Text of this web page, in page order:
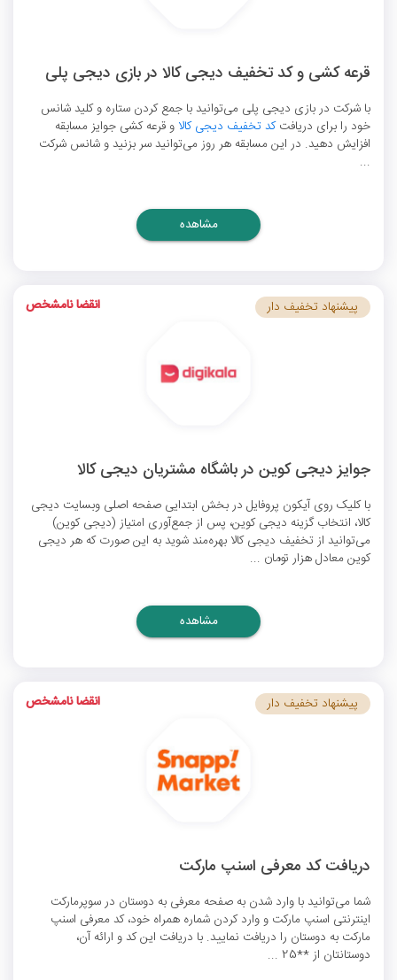
قرعه کشی و کد تخفیف دیجی کالا در بازی دیجی پلی
با شرکت در بازی دیجی پلی می‌توانید با جمع کردن ستاره و کلید شانس
خود را برای دریافتکد تخفیف دیجی کالا و قرعه کشی جوایز مسابقه
افزایش دهید. در این مسابقه هر روز می‌توانید سر بزنید و شانس شرکت
...
مشاهده
جوایز دیجی کوین در باشگاه مشتریان دیجی کالا
با کلیک روی آیکون پروفایل در بخش ابتدایی صفحه اصلی وبسایت دیجی
کالا، انتخاب گزینه دیجی کوین، پس از جمع‌آوری امتیاز (دیجی کوین)
می‌توانید از تخفیف دیجی کالا بهره‌مند شوید به این صورت که هر دیجی
کوین معادل هزار تومان ...
پیشنهاد تخفیف دار انقضا نامشخص
مشاهده
دریافت کد معرفی اسنپ مارکت
شما می‌توانید با وارد شدن به صفحه معرفی به دوستان در سوپرمارکت
اینترنتی اسنپ مارکت و وارد کردن شماره همراه خود، کد معرفی اسنپ
مارکت به دوستان را دریافت نمایید. با دریافت این کد و ارائه آن،
دوستانتان از **25 ...
پیشنهاد تخفیف دار انقضا نامشخص